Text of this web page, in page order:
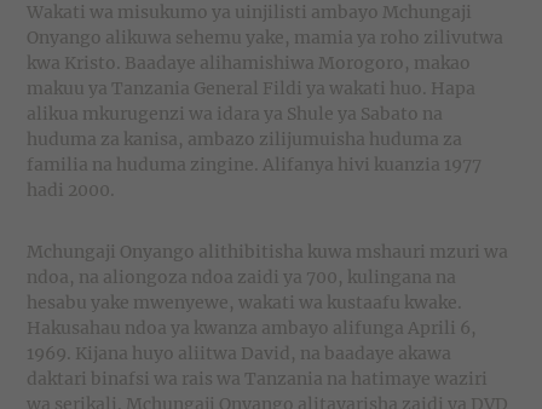
Wakati wa misukumo ya uinjilisti ambayo Mchungaji
Onyango alikuwa sehemu yake, mamia ya roho zilivutwa
kwa Kristo. Baadaye alihamishiwa Morogoro, makao
makuu ya Tanzania General Fildi ya wakati huo. Hapa
alikua mkurugenzi wa idara ya Shule ya Sabato na
huduma za kanisa, ambazo zilijumuisha huduma za
familia na huduma zingine. Alifanya hivi kuanzia 1977
hadi 2000.
Mchungaji Onyango alithibitisha kuwa mshauri mzuri wa
ndoa, na aliongoza ndoa zaidi ya 700, kulingana na
hesabu yake mwenyewe, wakati wa kustaafu kwake.
Hakusahau ndoa ya kwanza ambayo alifunga Aprili 6,
1969. Kijana huyo aliitwa David, na baadaye akawa
daktari binafsi wa rais wa Tanzania na hatimaye waziri
wa serikali. Mchungaji Onyango alitayarisha zaidi ya DVD